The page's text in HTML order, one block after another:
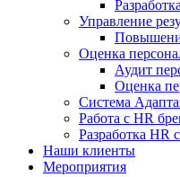
Управление
Оценка
Аудит
Оценка
Система
Работа с HR
Разработка HR
Наши клиенты
Мероприятия